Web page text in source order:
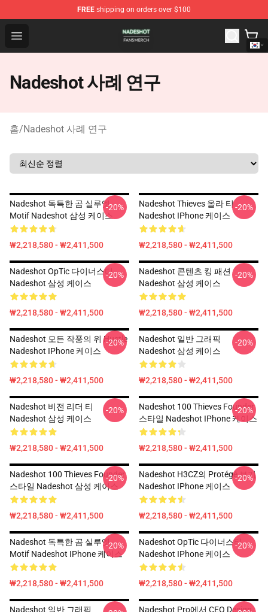
FREE shipping on orders over $100
Open menu
Nadeshot Shop - Official Nadeshot Merchandise Store
Nadeshot 사례 연구
홈/Nadeshot 사례 연구
Nadeshot 독특한 곰 실루엣
Motif Nadeshot 삼성 케이스
₩2,218,580 - ₩2,411,500
-20%
Nadeshot Thieves 올라 티
Nadeshot IPhone 케이스
₩2,218,580 - ₩2,411,500
-20%
Nadeshot OpTic 다이너스티
Nadeshot 삼성 케이스
₩2,218,580 - ₩2,411,500
-20%
Nadeshot 콘텐츠 킹 패션
Nadeshot 삼성 케이스
₩2,218,580 - ₩2,411,500
-20%
Nadeshot 모든 작풍의 위 Hustle
Nadeshot IPhone 케이스
₩2,218,580 - ₩2,411,500
-20%
Nadeshot 일반 그래픽
Nadeshot 삼성 케이스
₩2,218,580 - ₩2,411,500
-20%
Nadeshot 비전 리더 티
Nadeshot 삼성 케이스
₩2,218,580 - ₩2,411,500
-20%
Nadeshot 100 Thieves Founder
스타일 Nadeshot IPhone 케이스
₩2,218,580 - ₩2,411,500
-20%
Nadeshot 100 Thieves Founder
스타일 Nadeshot 삼성 케이스
₩2,218,580 - ₩2,411,500
-20%
Nadeshot H3CZ의 Protégé 보기
Nadeshot IPhone 케이스
₩2,218,580 - ₩2,411,500
-20%
Nadeshot 독특한 곰 실루엣
Motif Nadeshot IPhone 케이스
₩2,218,580 - ₩2,411,500
-20%
Nadeshot OpTic 다이너스티
Nadeshot IPhone 케이스
₩2,218,580 - ₩2,411,500
-20%
Nadeshot 일반 그래픽
Nadeshot Pro에서 CEO Design